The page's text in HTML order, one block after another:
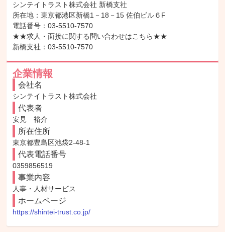
シンテイトラスト株式会社 新橋支社
所在地：東京都港区新橋1－18－15 佐伯ビル６F
電話番号：03-5510-7570
★★求人・面接に関する問い合わせはこちら★★
新橋支社：03-5510-7570
企業情報
会社名
シンテイトラスト株式会社
代表者
安見　裕介
所在住所
東京都豊島区池袋2-48-1
代表電話番号
0359856519
事業内容
人事・人材サービス
ホームページ
https://shintei-trust.co.jp/